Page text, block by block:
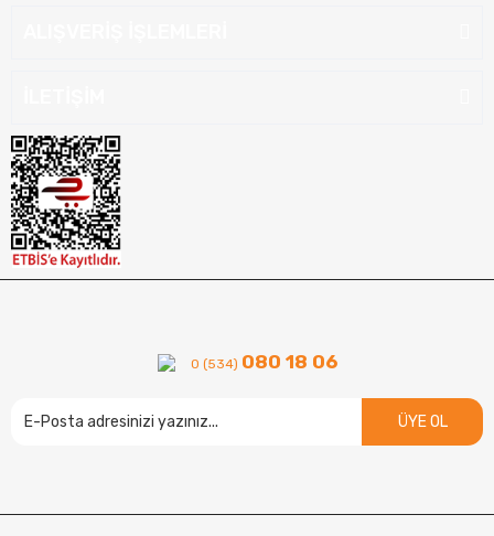
0 (534) 080 18 06
ÜYE OL